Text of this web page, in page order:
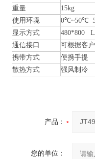
重量
15kg
使用环境
0℃~50℃
显示方式
480*800
通信接口
可根据客
携带方式
便携手提
散热方式
强风制冷
产品：
您的单位：